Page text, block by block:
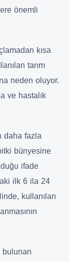
önemli
kısa
tarım
neden oluyor.
ve hastalık
daha fazla
bünyesine
ifade
ilk 6 ila 24
kullanılan
bulunan